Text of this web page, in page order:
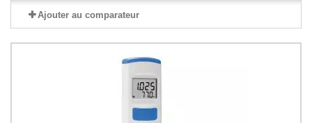
Ajouter au comparateur